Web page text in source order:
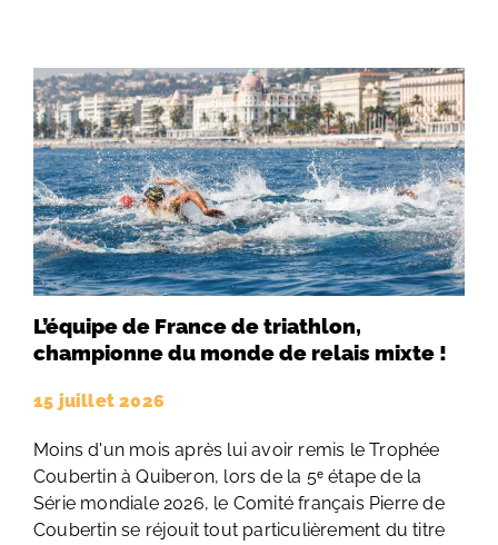
L’équipe de France de triathlon,
championne du monde de relais mixte !
15 juillet 2026
Moins d'un mois après lui avoir remis le Trophée
Coubertin à Quiberon, lors de la 5ᵉ étape de la
Série mondiale 2026, le Comité français Pierre de
Coubertin se réjouit tout particulièrement du titre